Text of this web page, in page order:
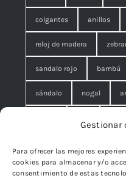
Gestionar
Para ofrecer las mejores
cookies para almacenar y/o
consentimiento de estas
colgantes anillos
reloj de madera
sandalo rojo bambú
sándalo nogal
brazalete cuadrado